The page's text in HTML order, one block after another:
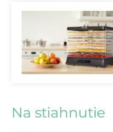
Na stiahnutie